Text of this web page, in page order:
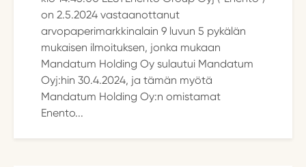
on 2.5.2024 vastaanottanut
arvopaperimarkkinalain 9 luvun 5 pykälän
mukaisen ilmoituksen, jonka mukaan
Mandatum Holding Oy sulautui Mandatum
Oyj:hin 30.4.2024, ja tämän myötä
Mandatum Holding Oy:n omistamat
Enento...